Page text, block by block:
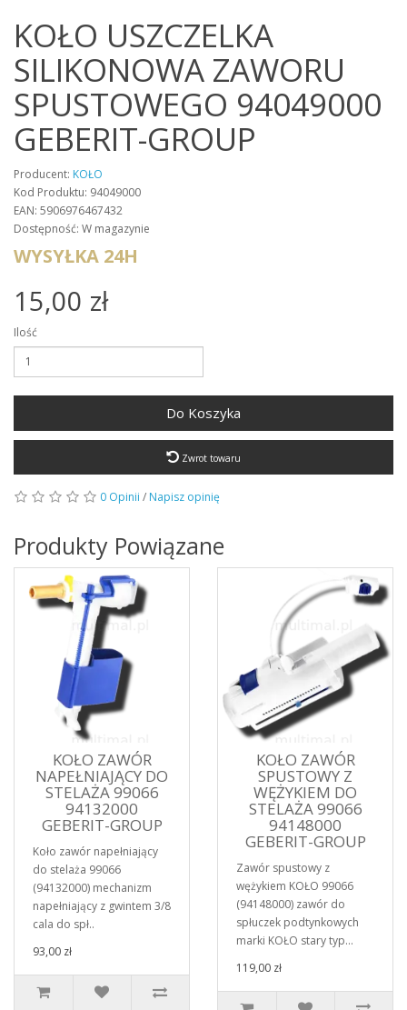
KOŁO USZCZELKA
SILIKONOWA ZAWORU
SPUSTOWEGO 94049000
GEBERIT-GROUP
Producent: KOŁO
Kod Produktu: 94049000
EAN: 5906976467432
Dostępność: W magazynie
WYSYŁKA 24H
15,00 zł
Ilość
Do Koszyka
Zwrot towaru
0 Opinii / Napisz opinię
Produkty Powiązane
KOŁO ZAWÓR
NAPEŁNIAJĄCY DO
STELAŻA 99066
94132000
GEBERIT-GROUP
Koło zawór napełniający
do stelaża 99066
(94132000) mechanizm
napełniający z gwintem 3/8
cala do spł..
93,00 zł
KOŁO ZAWÓR
SPUSTOWY Z
WĘŻYKIEM DO
STELAŻA 99066
94148000
GEBERIT-GROUP
Zawór spustowy z
wężykiem KOŁO 99066
(94148000) zawór do
spłuczek podtynkowych
marki KOŁO stary typ...
119,00 zł